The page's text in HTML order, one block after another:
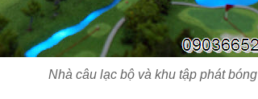
Nhà câu lạc bộ và khu tập phát bóng